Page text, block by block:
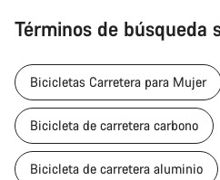
Términos de búsqueda
Bicicletas Carretera para Mujer
Bicicleta de carretera carbono
Bicicleta de carretera aluminio